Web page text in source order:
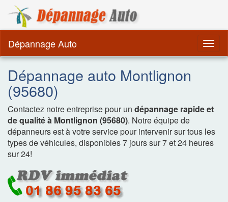
Dépannage Auto
Dépannage auto Montlignon
(95680)
Contactez notre entreprise pour un dépannage rapide et
de qualité à Montlignon (95680). Notre équipe de
dépanneurs est à votre service pour intervenir sur tous les
types de véhicules, disponibles 7 jours sur 7 et 24 heures
sur 24!